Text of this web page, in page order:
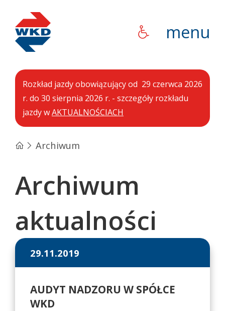
WKD
menu
Rozkład jazdy obowiązujący od 29 czerwca 2026
r. do 30 sierpnia 2026 r. - szczegóły rozkładu
jazdy wAKTUALNOŚCIACH
Archiwum
Archiwum
aktualności
29.11.2019
AUDYT NADZORU W SPÓŁCE
WKD